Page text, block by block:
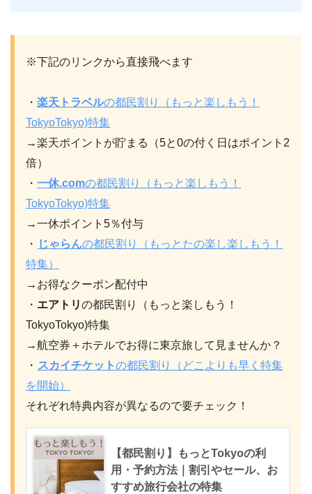
※下記のリンクから直接飛べます
・ 楽天トラベルの都民割り（もっと楽しもう！
TokyoTokyo)特集
→楽天ポイントが貯まる（5と0の付く日はポイント2
倍）
・ 一休.comの都民割り
（もっと楽しもう！
TokyoTokyo)特集
→一休ポイント5％付与
・ じゃらんの都民割り（もっとたの楽し楽しもう！
特集）
→お得なクーポン配付中
・ エアトリの都民割り（もっと楽しもう！
TokyoTokyo)特集
→航空券＋ホテルでお得に東京旅して見ませんか？
・ スカイチケットの都民割り（どこよりも早く特集
を開始）
それぞれ特典内容が異なるので要チェック！
【都民割り】もっとTokyoの利
用・予約方法｜割引やセール、お
すすめ旅行会社の特集